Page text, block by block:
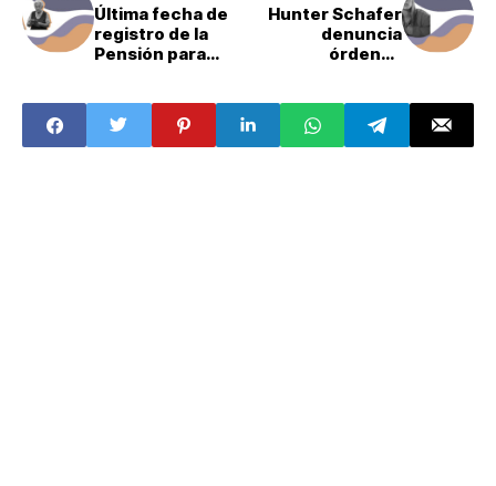
Última fecha de
registro de la
Pensión para
Hunter Schafer
denuncia
órdenes